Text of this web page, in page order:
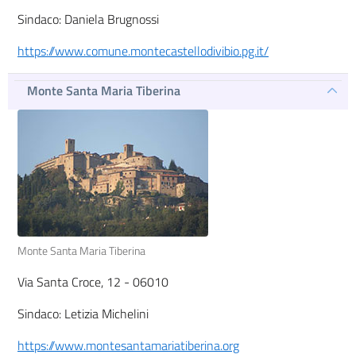
Sindaco: Daniela Brugnossi
https://www.comune.montecastellodivibio.pg.it/
Monte Santa Maria Tiberina
Monte Santa Maria Tiberina
Via Santa Croce, 12 - 06010
Sindaco: Letizia Michelini
https://www.montesantamariatiberina.org